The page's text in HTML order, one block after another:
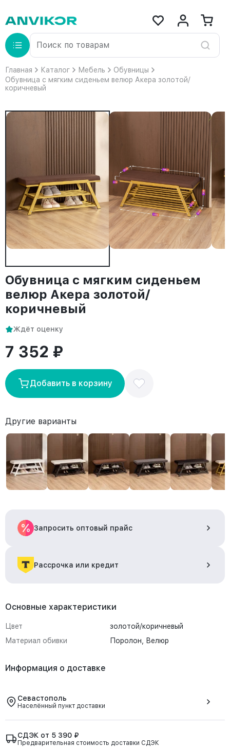
Главная Каталог Мебель
Обувницы
Обувница с мягким сиденьем велюр Акера золотой/
коричневый
Обувница с мягким сиденьем
велюр Акера золотой/
коричневый
Ждёт оценку
7 352 ₽
Добавить в корзину
Другие варианты
Запросить оптовый прайс
Рассрочка или кредит
Основные характеристики
Цвет
золотой/коричневый
Материал обивки
Поролон, Велюр
Информация о доставке
Севастополь
Населённый пункт доставки
СДЭК от 5 390 ₽
Предварительная стоимость доставки СДЭК